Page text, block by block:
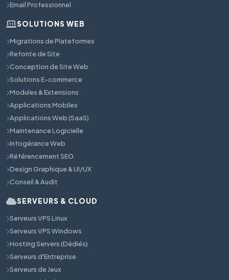
Email Professionnel
SOLUTIONS WEB
Migrations de Plateformes
Refonte de Site
Conception de Site Web
Solutions E-commerce
Modules & Extensions
Applications Mobiles
Applications Web (SaaS)
Maintenance Logicielle
Infogérance Web
Référencement SEO
Design Graphique & UI/UX
Conseil & Audit
SERVEURS & CLOUD
Serveurs VPS Linux
Serveurs VPS Windows
Hosting Servers (Dédiés)
Serveurs d'Entreprise
Serveurs de Jeux